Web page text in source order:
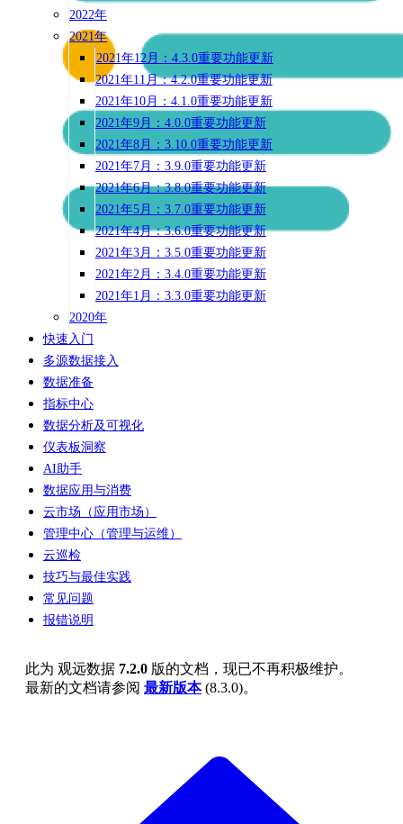
2022年
2021年
2021年12月：4.3.0重要功能更新
2021年11月：4.2.0重要功能更新
2021年10月：4.1.0重要功能更新
2021年9月：4.0.0重要功能更新
2021年8月：3.10.0重要功能更新
2021年7月：3.9.0重要功能更新
2021年6月：3.8.0重要功能更新
2021年5月：3.7.0重要功能更新
2021年4月：3.6.0重要功能更新
2021年3月：3.5.0重要功能更新
2021年2月：3.4.0重要功能更新
2021年1月：3.3.0重要功能更新
2020年
快速入门
多源数据接入
数据准备
指标中心
数据分析及可视化
仪表板洞察
AI助手
数据应用与消费
云市场（应用市场）
管理中心（管理与运维）
云巡检
技巧与最佳实践
常见问题
报错说明
此为 观远数据 7.2.0 版的文档，现已不再积极维护。
最新的文档请参阅 最新版本(8.3.0)。